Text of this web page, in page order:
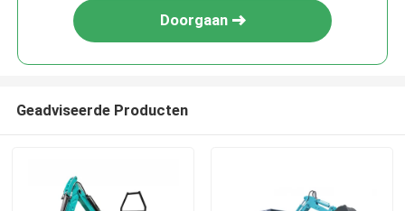
Doorgaan
Geadviseerde Producten